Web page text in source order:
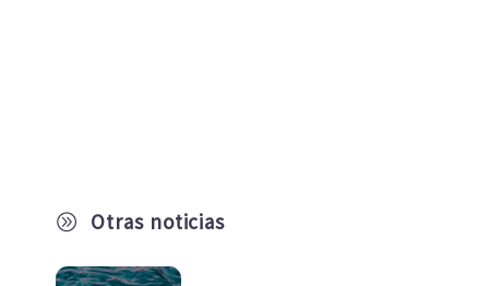
A Otras noticias